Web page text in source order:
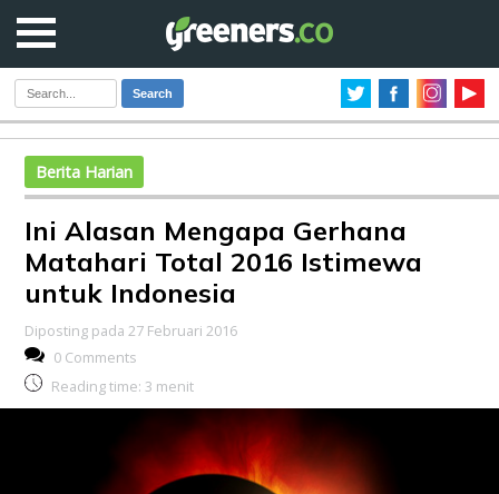
Search
Berita Harian
Ini Alasan Mengapa Gerhana
Matahari Total 2016 Istimewa
untuk Indonesia
Diposting pada 27 Februari 2016
0 Comments
Reading time: 3 menit